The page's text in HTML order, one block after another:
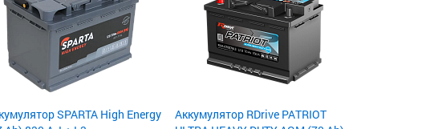
SPARTA High Energy
Аккумулятор RDrive PATRIOT